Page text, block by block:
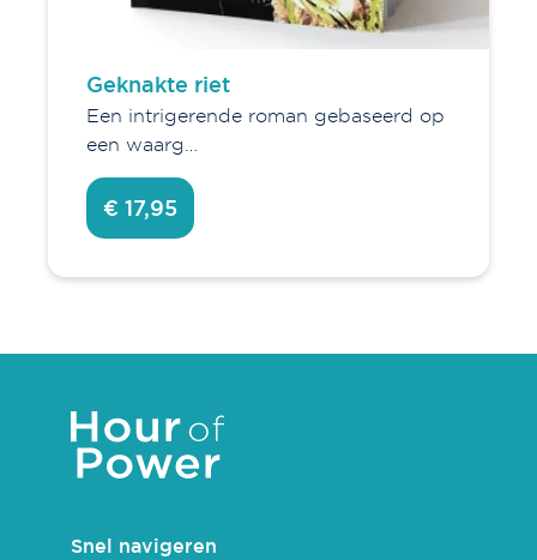
Geknakte riet
Een intrigerende roman gebaseerd op
een waarg…
€ 17,95
Snel navigeren